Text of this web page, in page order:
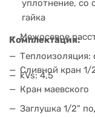
уплотнение, со
гайка
Межосевое
Теплоизоляция:
kVs: 4,5
Комплектация:
Сливной кран 1/
Кран маевского
Заглушка 1/2"